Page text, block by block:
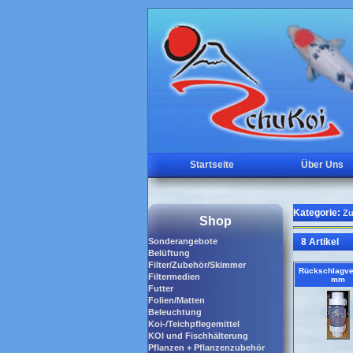
Startseite Über Uns
Shop
Sonderangebote
Belüftung
Filter/Zubehör/Skimmer
Filtermedien
Futter
Folien/Matten
Beleuchtung
Koi-/Teichpflegemittel
KOI und Fischhälterung
Pflanzen + Pflanzenzubehör
Kategorie:
8 Artikel
mm